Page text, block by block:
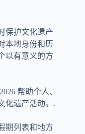
保护文化遗产
本地身份和历
以有意义的方
2026 帮助个人、
化遗产活动。.
期列表和地方